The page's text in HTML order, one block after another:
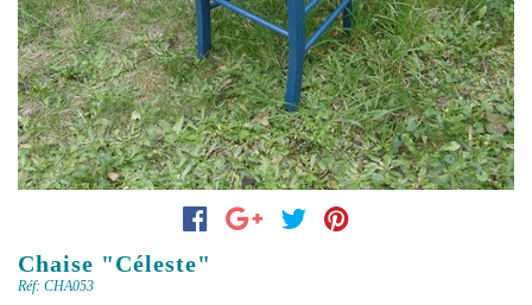
Chaise "Céleste"
Réf: CHA053